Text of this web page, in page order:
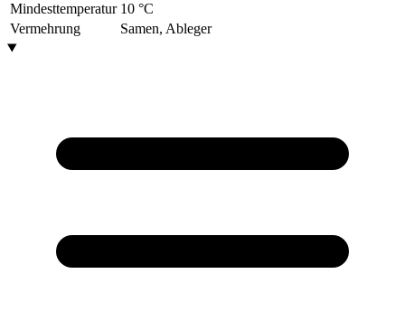
Mindesttemperatur 10 °C
Vermehrung
Samen, Ableger